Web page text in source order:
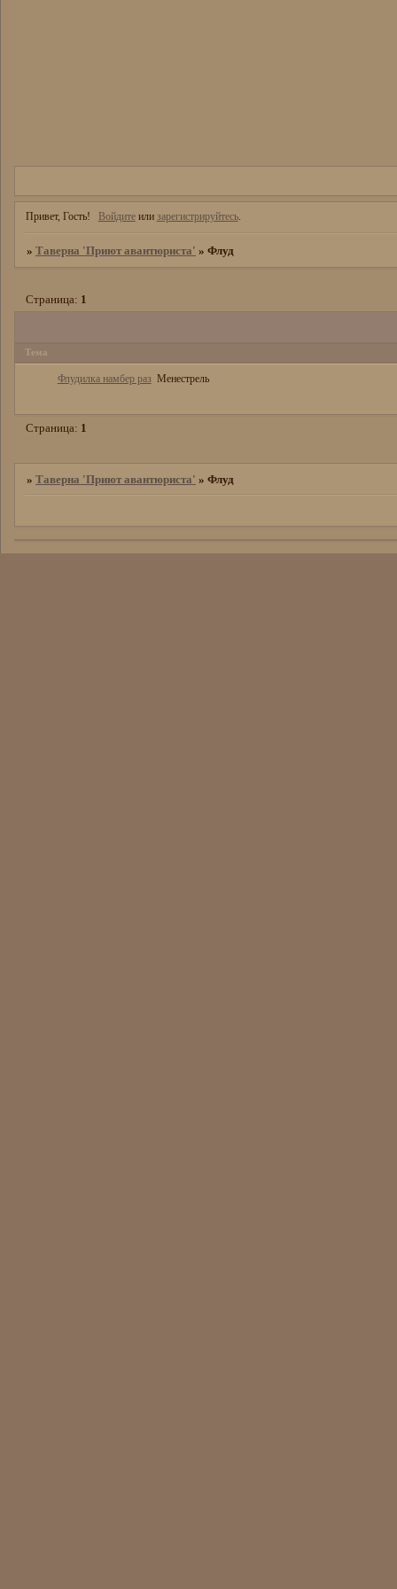
Привет, Гость! Войдитеили зарегистрируйтесь.
» Таверна 'Приют авантюристa' » Флуд
Страница: 1
Тема
Флудилка намбер раз Менестрель
Страница: 1
» Таверна 'Приют авантюристa' » Флуд